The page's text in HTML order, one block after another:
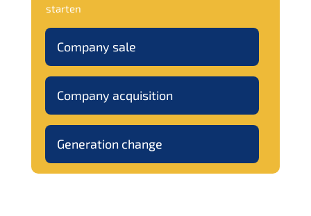
starten
Compa­ny sale
Compa­ny acquisition
Genera­ti­on change